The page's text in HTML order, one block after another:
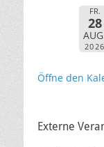
FR.
28
2026
Öffne den
Externe